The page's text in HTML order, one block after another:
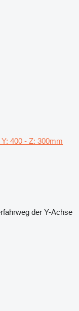
400 - Z: 300mm
der Y-Achse